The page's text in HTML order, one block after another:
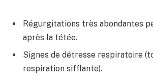
Régurgitations très abondantes
après la tétée.
Signes de détresse respiratoire
respiration sifflante).